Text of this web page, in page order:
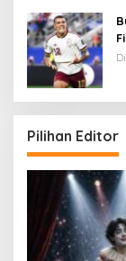
Pilihan Editor